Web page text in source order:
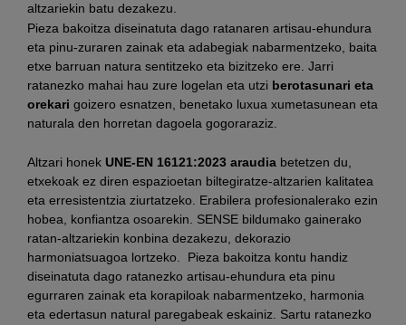
altzariekin batu dezakezu.
Pieza bakoitza diseinatuta dago ratanaren artisau-ehundura
eta pinu-zuraren zainak eta adabegiak nabarmentzeko, baita
etxe barruan natura sentitzeko eta bizitzeko ere. Jarri
ratanezko mahai hau zure logelan eta utzi berotasunari eta
orekari goizero esnatzen, benetako luxua xumetasunean eta
naturala den horretan dagoela gogoraraziz.
Altzari honek UNE-EN 16121:2023 araudia betetzen du,
etxekoak ez diren espazioetan biltegiratze-altzarien kalitatea
eta erresistentzia ziurtatzeko. Erabilera profesionalerako ezin
hobea, konfiantza osoarekin. SENSE bildumako gainerako
ratan-altzariekin konbina dezakezu, dekorazio
harmoniatsuagoa lortzeko. Pieza bakoitza kontu handiz
diseinatuta dago ratanezko artisau-ehundura eta pinu
egurraren zainak eta korapiloak nabarmentzeko, harmonia
eta edertasun natural paregabeak eskainiz. Sartu ratanezko